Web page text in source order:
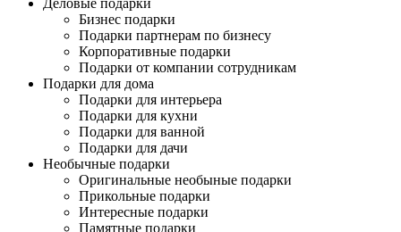
Деловые подарки
Бизнес подарки
Подарки партнерам по бизнесу
Корпоративные подарки
Подарки от компании сотрудникам
Подарки для дома
Подарки для интерьера
Подарки для кухни
Подарки для ванной
Подарки для дачи
Необычные подарки
Оригинальные необыные подарки
Прикольные подарки
Интересные подарки
Памятные подарки